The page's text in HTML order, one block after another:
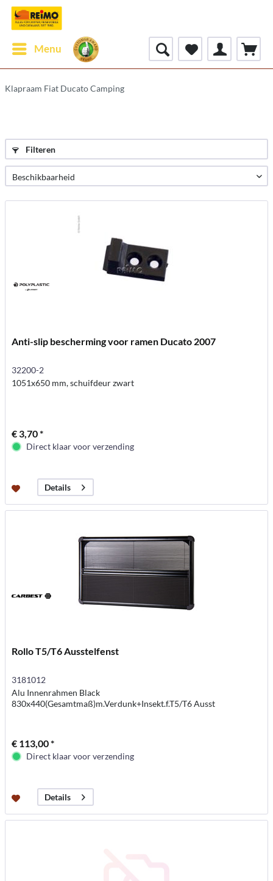
Menu
Klapraam Fiat Ducato Camping
Filteren
Anti-slip bescherming voor ramen Ducato 2007
32200-2
1051x650 mm, schuifdeur zwart
€ 3,70 *
Direct klaar voor verzending
Details
Rollo T5/T6 Ausstelfenst
3181012
Alu Innenrahmen Black
830x440(Gesamtmaß)m.Verdunk+Insekt.f.T5/T6 Ausst
€ 113,00 *
Direct klaar voor verzending
Details